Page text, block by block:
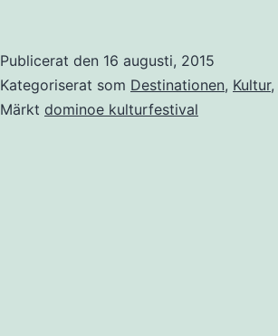
Publicerat den 16 augusti, 2015
Kategoriserat som Destinationen, Kultur,
Märkt dominoe kulturfestival